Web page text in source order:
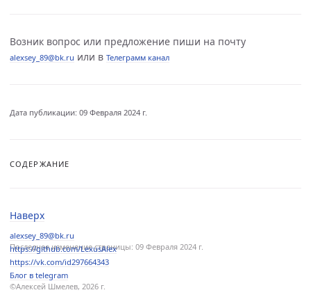
alexsey_89@bk.ru
https://github.com/LexusAlex
https://vk.com/id297664343
Блог в telegram
©Алексей Шмелев, 2026 г.
Возник вопрос или предложение пиши на почту
alexsey_89@bk.ru или в Телеграмм канал
Дата публикации: 09 Февраля 2024 г.
СОДЕРЖАНИЕ
Наверх
Последнее изменение страницы: 09 Февраля 2024 г.